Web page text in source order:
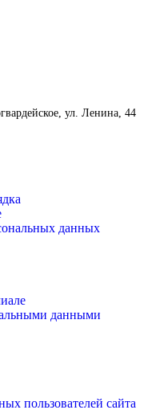
ул. Ленина, 44
данных
данными
пользователей сайта